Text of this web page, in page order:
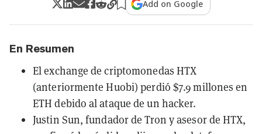
Add on Google
En Resumen
El exchange de criptomonedas HTX
(anteriormente Huobi) perdió $7.9 millones en
ETH debido al ataque de un hacker.
Justin Sun, fundador de Tron y asesor de HTX,